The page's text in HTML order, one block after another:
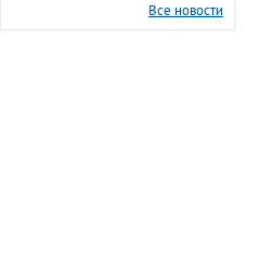
Все новости